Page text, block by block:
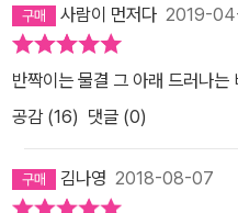
사람이 먼저다 2019-
반짝이는 물결 그 아래 드러나는
공감 (16) 댓글 (0)
김나영 2018-08-07